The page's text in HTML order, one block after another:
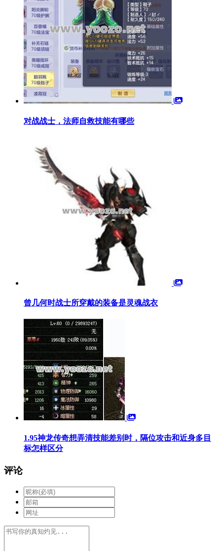
对战战士，法师自救技能有哪些
曾几何时战士所穿戴的装备是灵魂战衣
1.95神龙传奇想弄清技能差别时，隔位攻击和近身多目
标怎样区分
评论